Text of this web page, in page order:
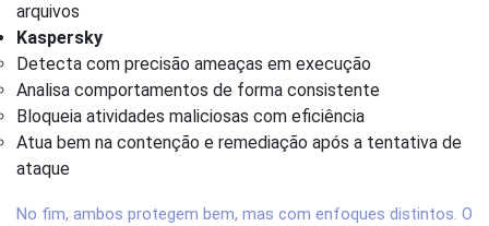
arquivos
Kaspersky
Detecta com precisão ameaças em execução
Analisa comportamentos de forma consistente
Bloqueia atividades maliciosas com eficiência
Atua bem na contenção e remediação após a tentativa de
ataque
No fim, ambos protegem bem, mas com enfoques distintos. O